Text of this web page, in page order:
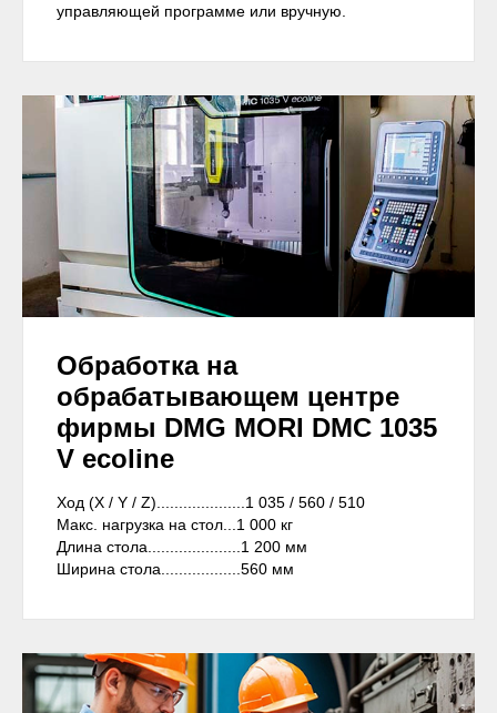
управляющей программе или вручную.
Обработка на
обрабатывающем центре
фирмы DMG MORI DMC 1035
V ecoline
Ход (X / Y / Z)....................1 035 / 560 / 510
Макс. нагрузка на стол...1 000 кг
Длина стола.....................1 200 мм
Ширина стола..................560 мм